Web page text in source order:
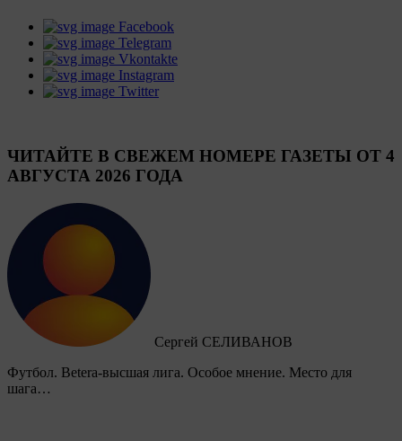
Facebook
Telegram
Vkontakte
Instagram
Twitter
ЧИТАЙТЕ В СВЕЖЕМ НОМЕРЕ ГАЗЕТЫ ОТ 4
АВГУСТА 2026 ГОДА
Сергей СЕЛИВАНОВ
Футбол. Betera-высшая лига. Особое мнение. Место для
шага…